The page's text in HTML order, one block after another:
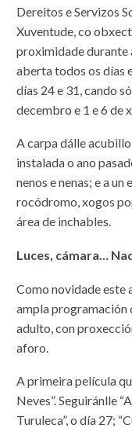
Dereitos e Servizos
Xuventude, co
proximidade durante
aberta todos os días
días 24 e 31, cando
decembro e 1 e 6 de
A carpa dálle
instalada o ano
nenos e nenas; e a
rocódromo, xogos
área de inchables.
Luces, cámara…
Como novidade este
ampla programación
adulto, con
aforo.
A primeira película
Neves”. Seguiránlle
Turuleca”, o día 27;